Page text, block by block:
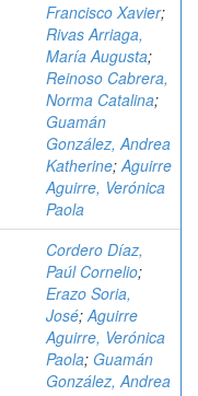
Francisco Xavier;
Rivas Arriaga,
María Augusta;
Reinoso Cabrera,
Norma Catalina;
Guamán
González, Andrea
Katherine;Aguirre
Aguirre, Verónica
Paola
Cordero Díaz,
Paúl Cornelio;
Erazo Soria,
José;Aguirre
Aguirre, Verónica
Paola; Guamán
González, Andrea